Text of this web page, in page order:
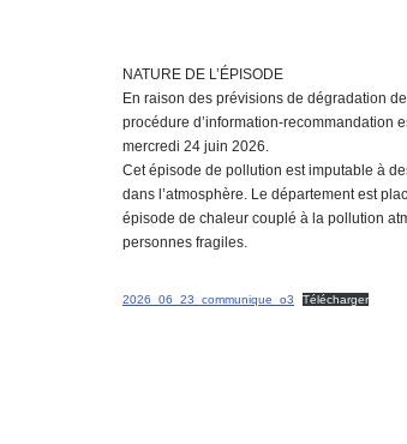
NATURE DE L’ÉPISODE
En raison des prévisions de dégradation
procédure d’information-recommandation
mercredi 24 juin 2026.
Cet épisode de pollution est imputable à
dans l’atmosphère. Le département est
épisode de chaleur couplé à la pollution
personnes fragiles.
2026_06_23_communique_o3 Télécharger